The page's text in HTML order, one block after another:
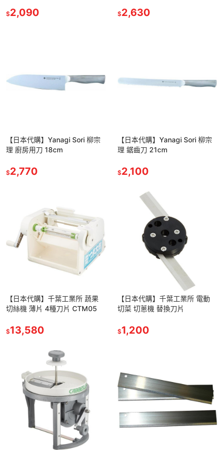
$2,090 $2,630
【日本代購】Yanagi Sori 柳宗
理 廚房用刀 18cm
$2,770
【日本代購】Yanagi Sori 柳宗
理 鋸齒刀 21cm
$2,100
【日本代購】千葉工業所 蔬果
切絲機 薄片 4種刀片 CTM05
$13,580
【日本代購】千葉工業所 電動
切菜 切蔥機 替換刀片
$1,200